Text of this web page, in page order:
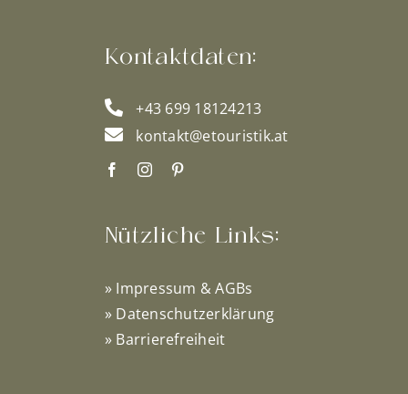
Kontaktdaten:
+43 699 18124213
kontakt@etouristik.at
Nützliche Links:
» Impressum & AGBs
» Datenschutzerklärung
» Barrierefreiheit